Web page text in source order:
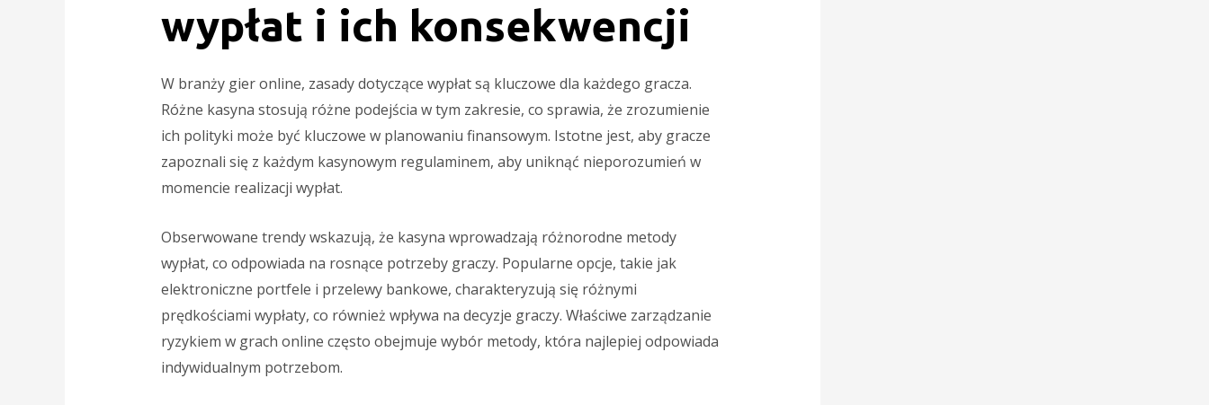
wypłat i ich konsekwencji
W branży gier online, zasady dotyczące wypłat są kluczowe dla każdego gracza.
Różne kasyna stosują różne podejścia w tym zakresie, co sprawia, że zrozumienie
ich polityki może być kluczowe w planowaniu finansowym. Istotne jest, aby gracze
zapoznali się z każdym kasynowym regulaminem, aby uniknąć nieporozumień w
momencie realizacji wypłat.
Obserwowane trendy wskazują, że kasyna wprowadzają różnorodne metody
wypłat, co odpowiada na rosnące potrzeby graczy. Popularne opcje, takie jak
elektroniczne portfele i przelewy bankowe, charakteryzują się różnymi
prędkościami wypłaty, co również wpływa na decyzje graczy. Właściwe zarządzanie
ryzykiem w grach online często obejmuje wybór metody, która najlepiej odpowiada
indywidualnym potrzebom.